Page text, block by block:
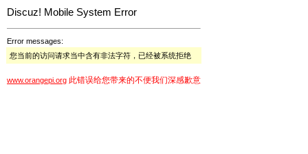
Discuz! Mobile System Error
Error messages:
您当前的访问请求当中含有非法字符，已经被系统拒绝
www.orangepi.org 此错误给您带来的不便我们深感歉意